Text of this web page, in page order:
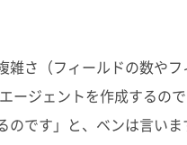
雑さ（フィールドの数や
エージェントを作成するの
です」と、ベンは言いま